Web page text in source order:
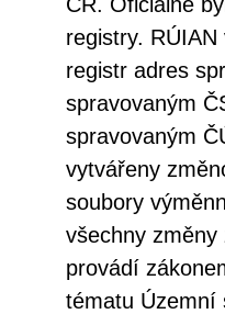
registry.
registr adres
spravovaným
spravovaným
vytvářeny
soubory
všechny
provádí
tématu Územní